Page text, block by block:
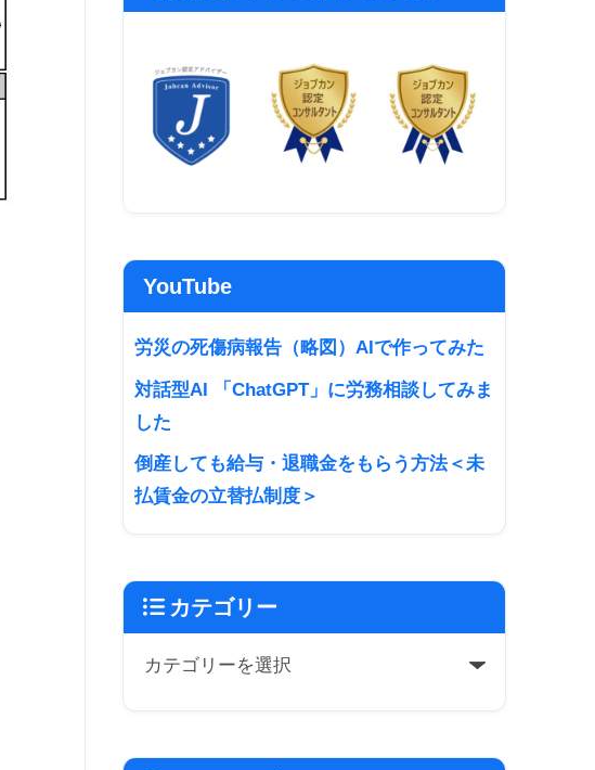
YouTube
労災の死傷病報告（略図）AIで作ってみた
対話型AI 「ChatGPT」に労務相談してみま
した
倒産しても給与・退職金をもらう方法＜未
払賃金の立替払制度＞
カテゴリー